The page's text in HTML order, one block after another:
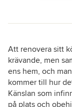
Att renovera sitt
krävande, men
ens hem, och
kommer till hur
Känslan som
på plats och